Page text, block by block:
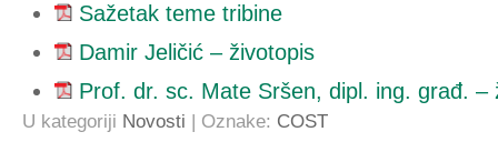
Sažetak teme tribine
Damir Jeličić – životopis
Prof. dr. sc. Mate Sršen, dipl. ing. građ. –
U kategoriji Novosti | Oznake: COST